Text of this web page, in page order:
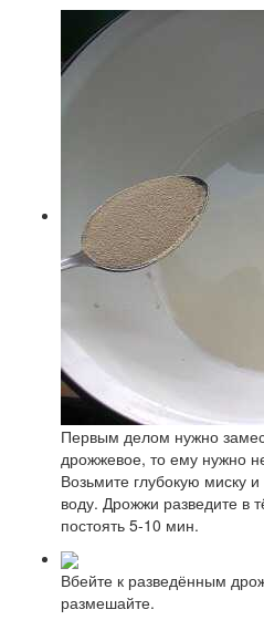
Первым делом нужно
дрожжевое, то ему нужно
Возьмите глубокую миску
воду. Дрожжи разведите в
постоять 5-10 мин.
Вбейте к разведённым
размешайте.